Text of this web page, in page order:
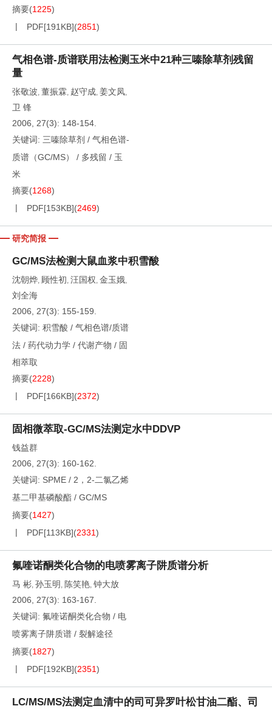
摘要(1225)
PDF[191KB](2851)
气相色谱-质谱联用法检测玉米中21种三嗪除草剂残留
量
张敬波, 董振霖, 赵守成, 姜文凤,
卫 锋
2006, 27(3): 148-154.
关键词: 三嗪除草剂 / 气相色谱-
质谱（GC/MS）
/ 多残留 / 玉
米
摘要(1268)
PDF[153KB](2469)
研究简报
GC/MS法检测大鼠血浆中积雪酸
沈朝烨, 顾性初, 汪国权, 金玉娥,
刘全海
2006, 27(3): 155-159.
关键词: 积雪酸 / 气相色谱/质谱
法 / 药代动力学 / 代谢产物 / 固
相萃取
摘要(2228)
PDF[166KB](2372)
固相微萃取-GC/MS法测定水中DDVP
钱益群
2006, 27(3): 160-162.
关键词: SPME / 2，2-二氯乙烯
基二甲基磷酸酯 / GC/MS
摘要(1427)
PDF[113KB](2331)
氟喹诺酮类化合物的电喷雾离子阱质谱分析
马 彬, 孙玉明 , 陈笑艳, 钟大放
2006, 27(3): 163-167.
关键词: 氟喹诺酮类化合物 / 电
喷雾离子阱质谱 / 裂解途径
摘要(1827)
PDF[192KB](2351)
LC/MS/MS法测定血清中的司可异罗叶松甘油二酯、司